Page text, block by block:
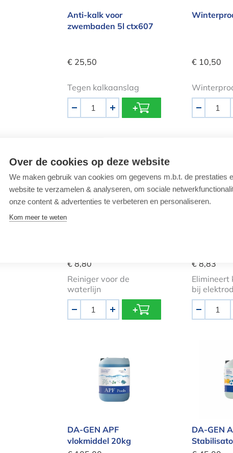
Anti-kalk voor
zwembaden 5l ctx607
€ 25,50
Tegen kalkaanslag
+
€ 10,50
€ 8,80
Reiniger voor de
waterlijn
+
€ 8,83
Elimineert
bij
DA-GEN APF
vlokmiddel 20kg
DA-GEN
Over de cookies op deze website
We maken gebruik van cookies om gegevens m.b.t. de prestaties
website te verzamelen & analyseren, om sociale
onze content & advertenties te verbeteren en personaliseren.
Kom meer te weten